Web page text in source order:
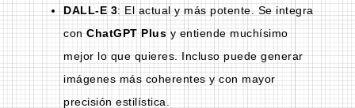
DALL-E 3: El actual y más potente. Se integra
con ChatGPT Plus y entiende muchísimo
mejor lo que quieres. Incluso puede generar
imágenes más coherentes y con mayor
precisión estilística.